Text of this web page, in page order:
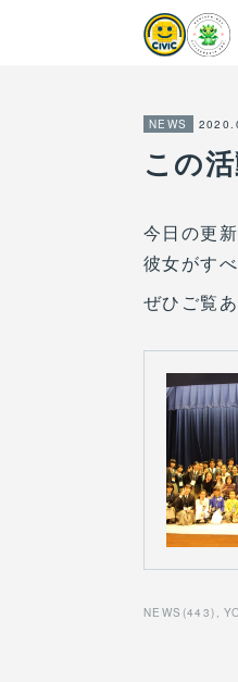
NEWS
この
今日の更
彼女がす
ぜひご覧あ
NEWS (443)